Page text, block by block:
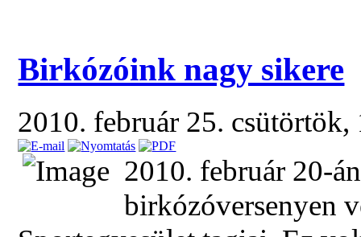
Birkózóink nagy sikere
2010. február 25.
2010. február 20-
birkózóversenyen